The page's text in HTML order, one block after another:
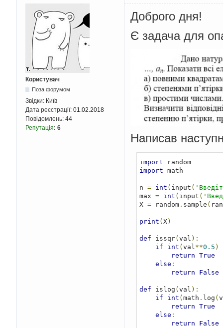
Користувач
Поза форумом
Звідки: Київ
Дата реєстрації: 01.02.2018
Повідомлень: 44
Репутація: 6
Доброго дня!
Є задача для
Написав
import
random
import math
n = int ( input (
max = int ( input (
X = random. sample (
print ( X)
def issqr( val ):
if
int ( val**0.5 )
return True
else :
return
False
def islog ( val ):
if
int ( math . log (
return True
else :
return
False